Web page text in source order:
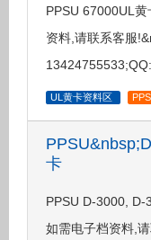
PPSU 67000UL
资料,请联系客服
UL黄卡资料区
卡
PPSU D-3000, D-
如需电子档资料,